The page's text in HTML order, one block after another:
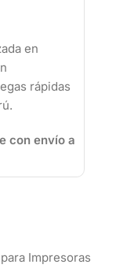
en
rápidas
con envío a
Impresoras